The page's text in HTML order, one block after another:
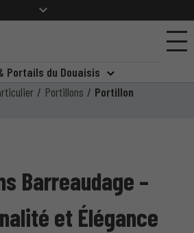
Portails du Douaisis
/ Portillons / Portillon
Barreaudage –
et Élégance